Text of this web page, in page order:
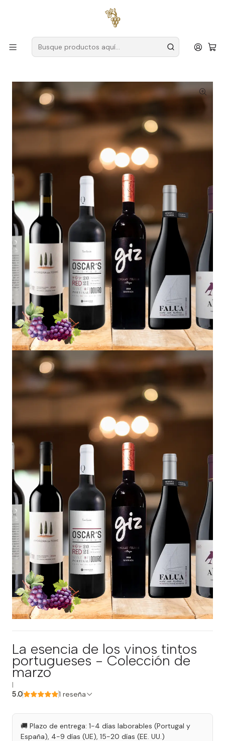
para pedidos superiores a
Vinos y Espumosos
Vino Tinto
La esencia de los vinos tintos portugueses - Colección de
marzo
La esencia de los vinos tintos
portugueses - Colección de
marzo
5.0 1 reseña
🚚 Plazo de entrega: 1-4 días laborables (Portugal y
España), 4-9 días (UE), 15-20 días (EE. UU.)